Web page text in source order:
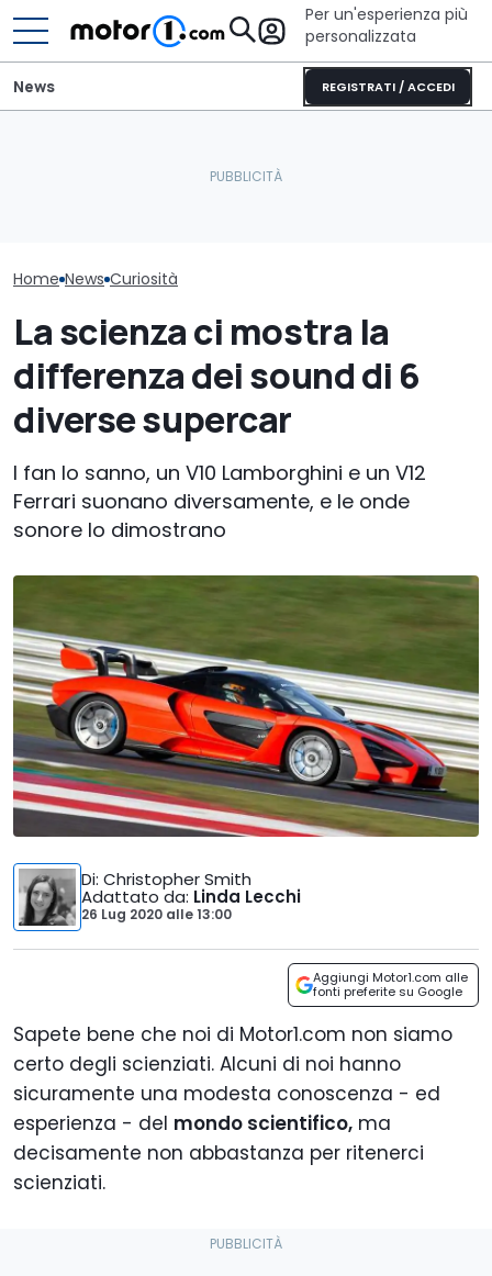
Per un'esperienza più
personalizzata
REGISTRATI / ACCEDI
News
Home News Curiosità
La scienza ci mostra la
differenza dei sound di 6
diverse supercar
I fan lo sanno, un V10 Lamborghini e un V12
Ferrari suonano diversamente, e le onde
sonore lo dimostrano
Di: Christopher Smith
Adattato da: Linda Lecchi
26 Lug 2020 alle13:00
Aggiungi Motor1.com alle
fonti preferite su Google
Sapete bene che noi di Motor1.com non siamo
certo degli scienziati. Alcuni di noi hanno
sicuramente una modesta conoscenza - ed
esperienza - del mondo scientifico, ma
decisamente non abbastanza per ritenerci
scienziati.